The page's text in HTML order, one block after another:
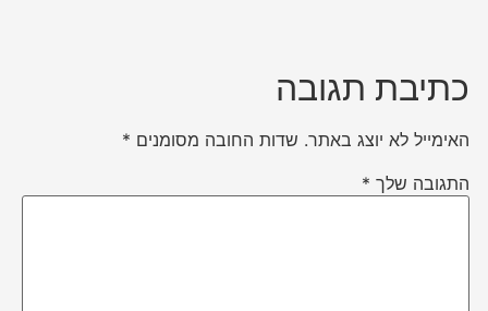
כתיבת תגובה
האימייל לא יוצג באתר. שדות החובה מסומנים *
התגובה שלך *